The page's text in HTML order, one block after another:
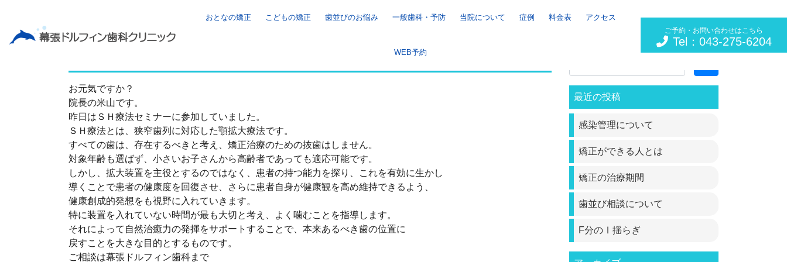
おとなの矯正 こどもの矯正 歯並びのお悩み 一般歯科・予防 当院について 症例 料金表 アクセス
WEB予約
ご予約・お問い合わせはこちら
Tel：043-275-6204
お元気ですか？
院長の米山です。
昨日はＳＨ療法セミナーに参加していました。
ＳＨ療法とは、狭窄歯列に対応した顎拡大療法です。
すべての歯は、存在するべきと考え、矯正治療のための抜歯はしません。
対象年齢も選ばず、小さいお子さんから高齢者であっても適応可能です。
しかし、拡大装置を主役とするのではなく、患者の持つ能力を探り、これを有効に生かし
導くことで患者の健康度を回復させ、さらに患者自身が健康観を高め維持できるよう、
健康創成的発想をも視野に入れていきます。
特に装置を入れていない時間が最も大切と考え、よく噛むことを指導します。
それによって自然治癒力の発揮をサポートすることで、本来あるべき歯の位置に
戻すことを大きな目的とするものです。
ご相談は幕張ドルフィン歯科まで
最近の投稿
感染管理について
矯正ができる人とは
矯正の治療期間
歯並び相談について
F分のⅠ揺らぎ